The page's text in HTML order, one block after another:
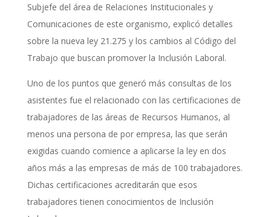
Subjefe del área de Relaciones Institucionales y
Comunicaciones de este organismo, explicó detalles
sobre la nueva ley 21.275 y los cambios al Código del
Trabajo que buscan promover la Inclusión Laboral.
Uno de los puntos que generó más consultas de los
asistentes fue el relacionado con las certificaciones de
trabajadores de las áreas de Recursos Humanos, al
menos una persona de por empresa, las que serán
exigidas cuando comience a aplicarse la ley en dos
años más a las empresas de más de 100 trabajadores.
Dichas certificaciones acreditarán que esos
trabajadores tienen conocimientos de Inclusión